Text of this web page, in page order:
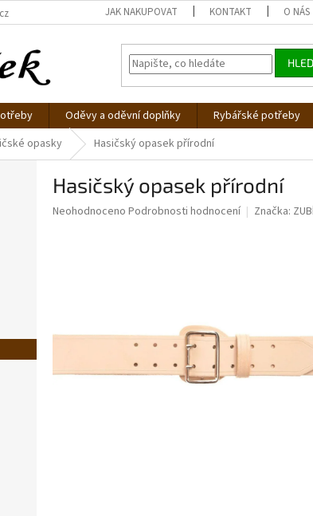
JAK NAKUPOVAT KONTAKT O NÁS
Oděvy a oděvní doplňky Rybářské potřeby
opasky Hasičský opasek přírodní
Hasičský opasek přírodní
Průměrné
Neohodnoceno Podrobnosti hodnocení Značka: